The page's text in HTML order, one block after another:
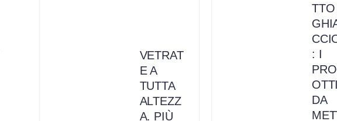
VETRAT
E A
TUTTA
ALTEZZ
A. PIÙ
TTO
: I
DA